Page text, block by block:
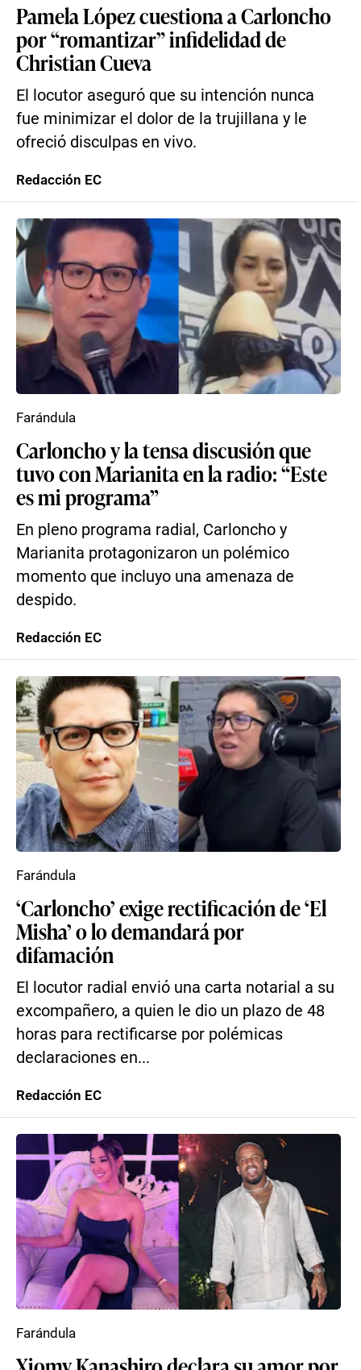
Pamela López cuestiona a Carloncho
por “romantizar” infidelidad de
Christian Cueva
El locutor aseguró que su intención nunca
fue minimizar el dolor de la trujillana y le
ofreció disculpas en vivo.
Redacción EC
Carloncho y la tensa discusión que
tuvo con Marianita en la radio: “Este
es mi programa”
En pleno programa radial, Carloncho y
Marianita protagonizaron un polémico
momento que incluyo una amenaza de
despido.
Farándula
Redacción EC
‘Carloncho’ exige rectificación de ‘El
Misha’ o lo demandará por
difamación
El locutor radial envió una carta notarial a su
excompañero, a quien le dio un plazo de 48
horas para rectificarse por polémicas
declaraciones en...
Farándula
Redacción EC
Farándula